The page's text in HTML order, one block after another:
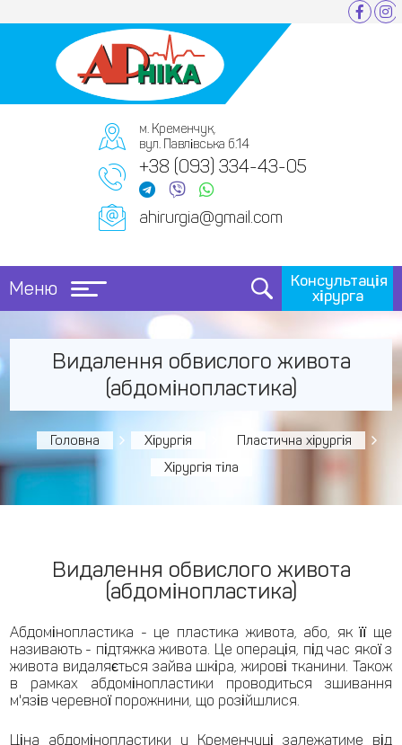
м. Кременчук,
вул. Павлівська б.14
+38 (093) 334-43-05
ahirurgia@gmail.com
Меню
Консультація
хірурга
Видалення обвислого живота
(абдомінопластика)
Головна Хірургія
Пластична хірургія
Хірургія тіла
Видалення обвислого живота
(абдомінопластика)
Абдомінопластика - це пластика живота, або, як її ще
називають - підтяжка живота. Це операція, під час якої з
живота видаляється зайва шкіра, жирові тканини. Також
в рамках абдомінопластики проводиться зшивання
м'язів черевної порожнини, що розійшлися.
Ціна абдомінопластики у Кременчуці залежатиме від